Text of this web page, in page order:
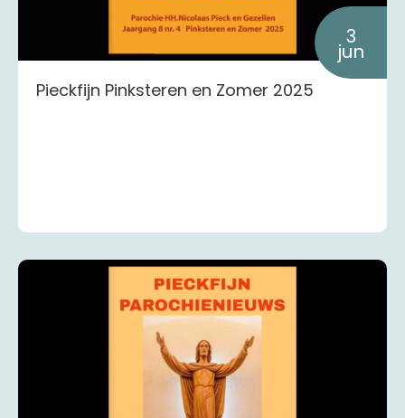
3
jun
Pieckfijn Pinksteren en Zomer 2025